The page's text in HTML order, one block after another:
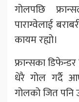
गोलपछि
पाराग्वेलाई
कायम रह्यो।
फ्रान्सका
धेरै गोल गर्दै
गोलको जित पनि